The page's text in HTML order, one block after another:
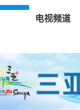
电视频道